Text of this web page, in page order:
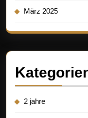
März 2025
2 jahre